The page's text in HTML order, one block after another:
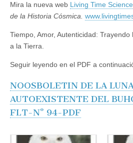
Mira la nueva web Living Time Science
de la Historia Cósmica.
Tiempo, Amor, Autenticidad:
a la Tierra.
Seguir leyendo en el PDF a
NOOSBOLETIN DE LA LUNA
AUTOEXISTENTE DEL
FLT-Nº 94-PDF